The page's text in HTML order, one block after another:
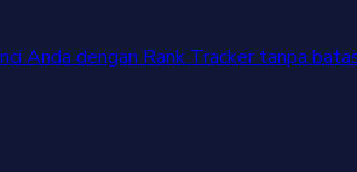
Anda dengan Rank Tracker tanpa